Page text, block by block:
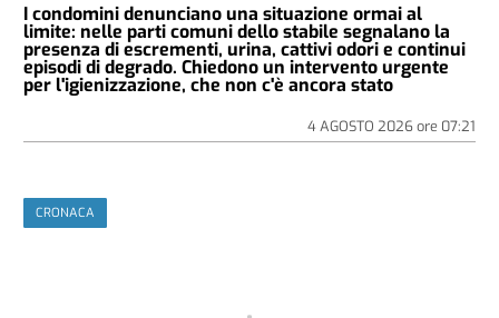
I condomini denunciano una situazione ormai al
limite: nelle parti comuni dello stabile segnalano la
presenza di escrementi, urina, cattivi odori e continui
episodi di degrado. Chiedono un intervento urgente
per l'igienizzazione, che non c'è ancora stato
4 AGOSTO 2026ore 07:21
CRONACA